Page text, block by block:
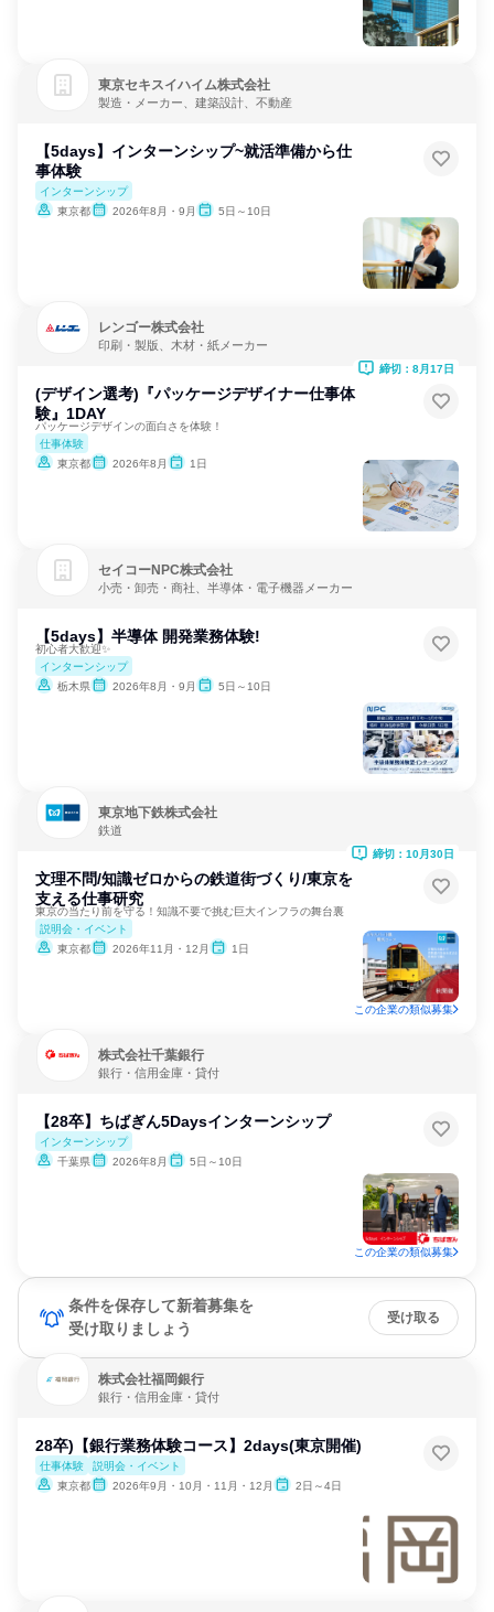
東京セキスイハイム株式会社
製造・メーカー、建築設計、不動産
【5days】インターンシップ~就活準備から仕
事体験
インターンシップ
東京都
2026年8月・9月 5日～10日
レンゴー株式会社
印刷・製版、木材・紙メーカー
(デザイン選考)『パッケージデザイナー仕事体
験』1DAY
パッケージデザインの面白さを体験！
仕事体験
東京都
2026年8月 1日
締切：8月17日
セイコーNPC株式会社
小売・卸売・商社、半導体・電子機器メーカー
【5days】半導体 開発業務体験!
初心者大歓迎✨
インターンシップ
栃木県
2026年8月・9月 5日～10日
東京地下鉄株式会社
鉄道
文理不問/知識ゼロからの鉄道街づくり/東京を
支える仕事研究
東京の当たり前を守る！知識不要で挑む巨大インフラの舞台裏
説明会・イベント
東京都
2026年11月・12月 1日
締切：10月30日
この企業の類似募集
株式会社千葉銀行
銀行・信用金庫・貸付
【28卒】ちばぎん5Daysインターンシップ
インターンシップ
千葉県
2026年8月 5日～10日
この企業の類似募集
条件を保存して新着募集を
受け取りましょう
受け取る
株式会社福岡銀行
銀行・信用金庫・貸付
28卒)【銀行業務体験コース】2days(東京開催)
仕事体験
説明会・イベント
東京都
2026年9月・10月・11月・12月 2日～4日